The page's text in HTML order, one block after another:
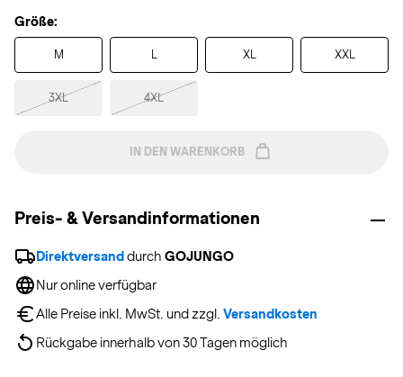
Größe:
M L XL XXL
3XL 4XL
IN DEN WARENKORB
Preis- & Versandinformationen
Direktversand durch GOJUNGO
Nur online verfügbar
Alle Preise inkl. MwSt. und zzgl. Versandkosten
Rückgabe innerhalb von 30 Tagen möglich